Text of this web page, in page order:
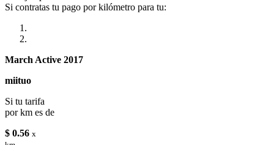
Si contratas tu pago por kilómetro para tu:
March Active 2017
miituo
Si tu tarifa
por km es de
$ 0.56 x